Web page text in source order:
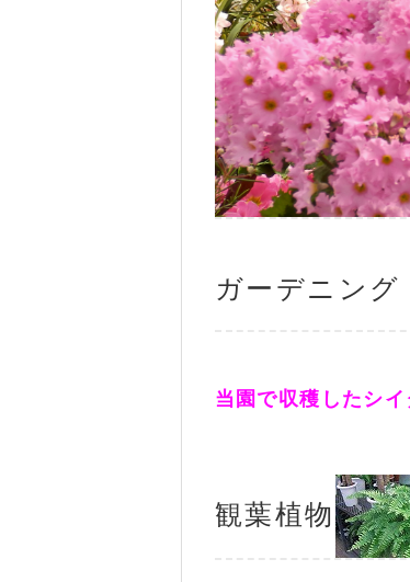
ガーデニング
当園で収穫したシ
観葉植物